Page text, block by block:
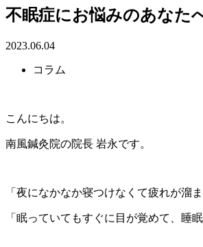
不眠症にお悩みのあなた
2023.06.04
コラム
こんにちは。
南風鍼灸院の院長 岩永です。
「夜になかなか寝つけなくて疲れが溜ま
「眠っていてもすぐに目が覚めて、睡